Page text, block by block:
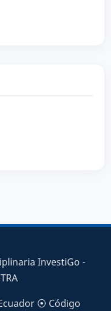
InvestiGo -
⦿ Código